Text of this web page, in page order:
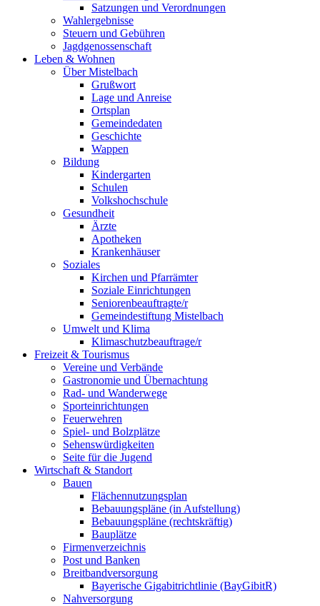
Satzungen und Verordnungen
Wahlergebnisse
Steuern und Gebühren
Jagdgenossenschaft
Leben & Wohnen
Über Mistelbach
Grußwort
Lage und Anreise
Ortsplan
Gemeindedaten
Geschichte
Wappen
Bildung
Kindergarten
Schulen
Volkshochschule
Gesundheit
Ärzte
Apotheken
Krankenhäuser
Soziales
Kirchen und Pfarrämter
Soziale Einrichtungen
Seniorenbeauftragte/r
Gemeindestiftung Mistelbach
Umwelt und Klima
Klimaschutzbeauftrage/r
Freizeit & Tourismus
Vereine und Verbände
Gastronomie und Übernachtung
Rad- und Wanderwege
Sporteinrichtungen
Feuerwehren
Spiel- und Bolzplätze
Sehenswürdigkeiten
Seite für die Jugend
Wirtschaft & Standort
Bauen
Flächennutzungsplan
Bebauungspläne (in Aufstellung)
Bebauungspläne (rechtskräftig)
Bauplätze
Firmenverzeichnis
Post und Banken
Breitbandversorgung
Bayerische Gigabitrichtlinie (BayGibitR)
Nahversorgung